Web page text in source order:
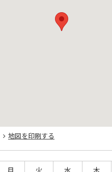
地図を印刷する
月 火 水 木